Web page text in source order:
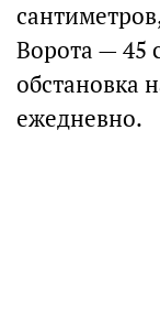
Ворота — 45
обстановка
ежедневно.